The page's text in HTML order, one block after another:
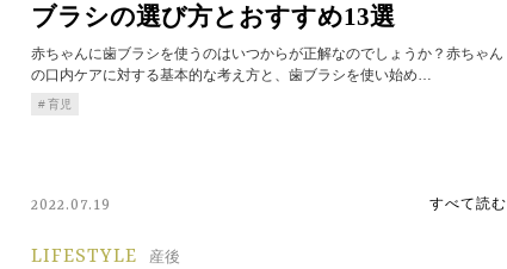
ブラシの選び方とおすすめ13選
赤ちゃんに歯ブラシを使うのはいつからが正解なのでしょうか？赤ちゃん
の口内ケアに対する基本的な考え方と、歯ブラシを使い始め…
育児
2022.07.19 すべて読む
LIFESTYLE 産後